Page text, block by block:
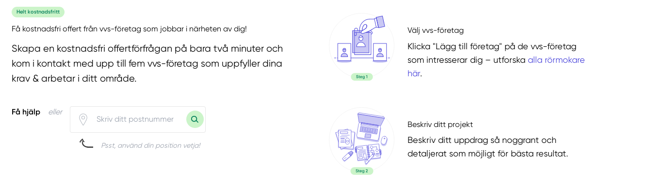
Helt kostnadsfritt
Få kostnadsfri offert från vvs-företag som jobbar i närheten av dig!
Skapa en kostnadsfri offertförfrågan på bara två minuter och
kom i kontakt med upp till fem vvs-företag som uppfyller dina
krav & arbetar i ditt område.
Få hjälp eller
Psst, använd din position vetja!
Välj vvs-företag
Klicka "Lägg till företag" på de vvs-företag
som intresserar dig – utforska alla rörmokare
här.
Beskriv ditt projekt
Beskriv ditt uppdrag så noggrant och
detaljerat som möjligt för bästa resultat.